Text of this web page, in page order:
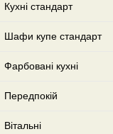
Кухні стандарт
Шафи купе стандарт
Фарбовані кухні
Передпокій
Вітальні